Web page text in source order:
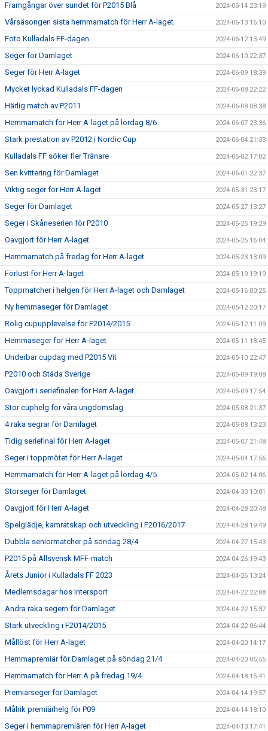
Framgångar över sundet för P2015 Blå 2024-06-14 23:19
Vårsäsongen sista hemmamatch för Herr A-laget 2024-06-13 16:10
Foto Kulladals FF-dagen 2024-06-12 13:49
Seger för Damlaget 2024-06-10 22:37
Seger för Herr A-laget 2024-06-09 18:39
Mycket lyckad Kulladals FF-dagen 2024-06-08 22:22
Härlig match av P2011 2024-06-08 08:38
Hemmamatch för Herr A-laget på lördag 8/6 2024-06-07 23:36
Stark prestation av P2012 i Nordic Cup 2024-06-04 21:33
Kulladals FF söker fler Tränare 2024-06-02 17:02
Sen kvittering för Damlaget 2024-06-01 22:37
Viktig seger för Herr A-laget 2024-05-31 23:17
Seger för Damlaget 2024-05-27 13:27
Seger i Skåneserien för P2010 2024-05-25 19:29
Oavgjort för Herr A-laget 2024-05-25 16:04
Hemmamatch på fredag för Herr A-laget 2024-05-23 13:09
Förlust för Herr A-laget 2024-05-19 19:19
Toppmatcher i helgen för Herr A-laget och Damlaget 2024-05-16 00:25
Ny hemmaseger för Damlaget 2024-05-12 20:17
Rolig cupupplevelse för F2014/2015 2024-05-12 11:09
Hemmaseger för Herr A-laget 2024-05-11 18:45
Underbar cupdag med P2015 Vit 2024-05-10 22:47
P2010 och Städa Sverige 2024-05-09 19:08
Oavgjort i seriefinalen för Herr A-laget 2024-05-09 17:54
Stor cuphelg för våra ungdomslag 2024-05-08 21:37
4 raka segrar för Damlaget 2024-05-08 13:23
Tidig seriefinal för Herr A-laget 2024-05-07 21:48
Seger i toppmötet för Herr A-laget 2024-05-04 17:56
Hemmamatch för Herr A-laget på lördag 4/5 2024-05-02 14:06
Storseger för Damlaget 2024-04-30 10:01
Oavgjort för Herr A-laget 2024-04-28 20:48
Spelglädje, kamratskap och utveckling i F2016/2017 2024-04-28 19:49
Dubbla seniormatcher på söndag 28/4 2024-04-27 15:43
P2015 på Allsvensk MFF-match 2024-04-26 19:43
Årets Junior i Kulladals FF 2023 2024-04-26 13:24
Medlemsdagar hos Intersport 2024-04-22 22:08
Andra raka segern för Damlaget 2024-04-22 15:37
Stark utveckling i F2014/2015 2024-04-22 06:44
Mållöst för Herr A-laget 2024-04-20 14:17
Hemmapremiär för Damlaget på söndag 21/4 2024-04-20 06:55
Hemmamatch för Herr A på fredag 19/4 2024-04-18 15:41
Premiärseger för Damlaget 2024-04-14 19:57
Målrik premiärhelg för P09 2024-04-14 18:10
Seger i hemmapremiären för Herr A-laget 2024-04-13 17:41